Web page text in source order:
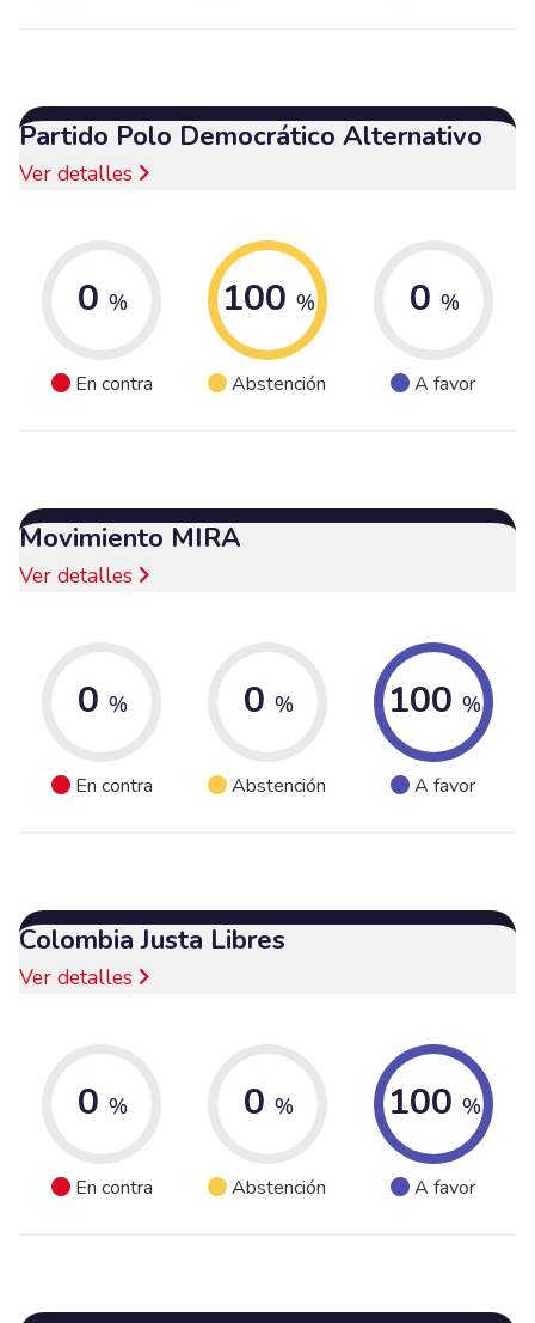
Partido Polo Democrático Alternativo
Ver detalles
0 %
En contra
100 %
Abstención
0 %
A favor
Movimiento MIRA
Ver detalles
0 %
En contra
0 %
Abstención
100 %
A favor
Colombia Justa Libres
Ver detalles
0 %
En contra
0 %
Abstención
100 %
A favor